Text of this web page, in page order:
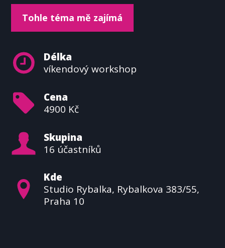
Tohle téma mě zajímá
Délka
víkendový workshop
Cena
4900 Kč
Skupina
16 účastníků
Kde
Studio Rybalka, Rybalkova 383/55,
Praha 10